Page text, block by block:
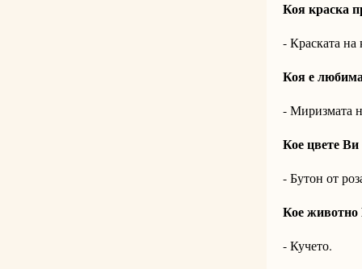
Коя краска
- Краската на
Коя е
- Миризмата
Кое цвете
- Бутон от
Кое животно
- Кучето.